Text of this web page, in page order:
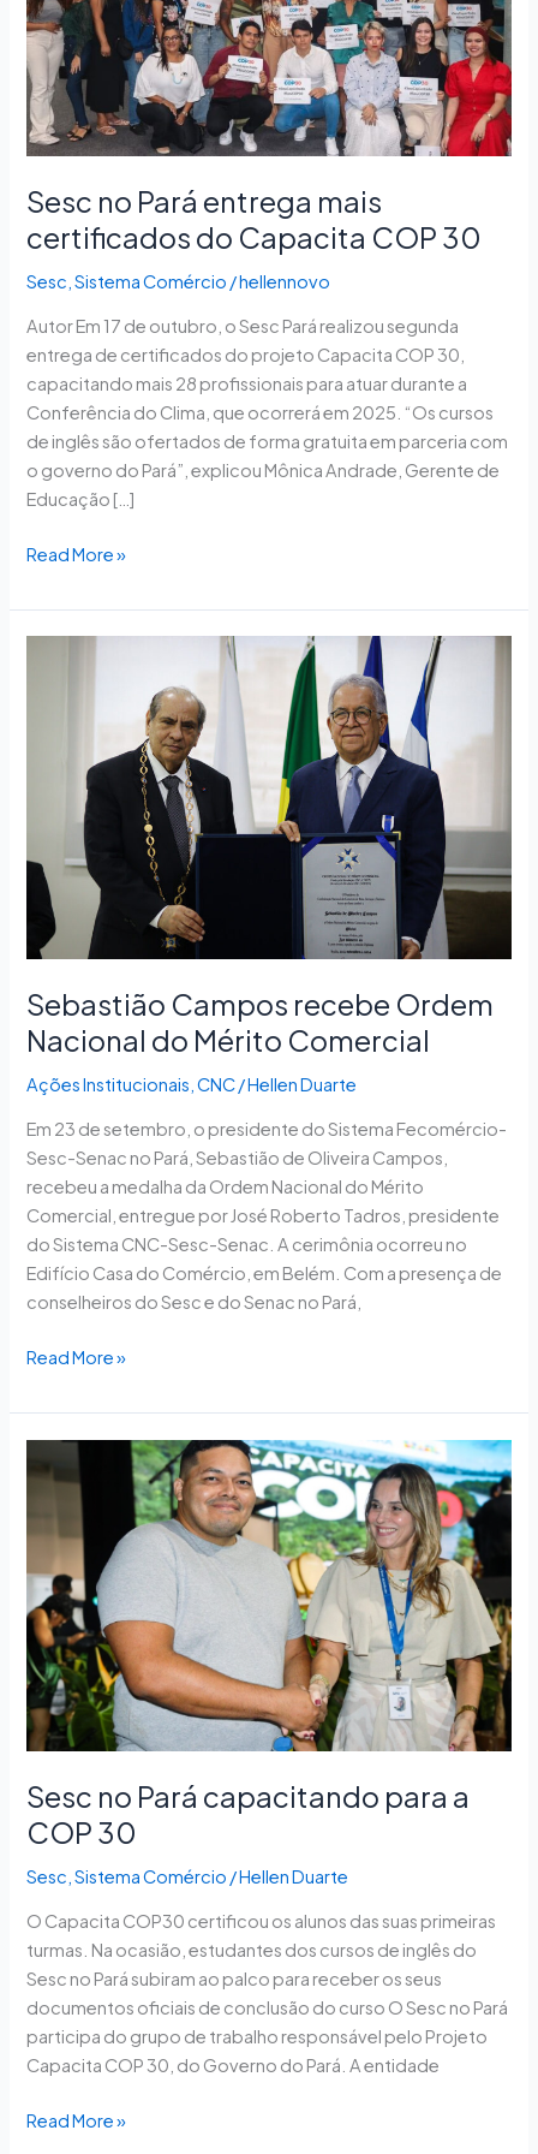
Sesc no Pará entrega mais
certificados do Capacita COP 30
Sesc ,Sistema Comércio /hellennovo
Autor Em 17 de outubro, o Sesc Pará realizou segunda
entrega de certificados do projeto Capacita COP 30,
capacitando mais 28 profissionais para atuar durante a
Conferência do Clima, que ocorrerá em 2025. “Os cursos
de inglês são ofertados de forma gratuita em parceria com
o governo do Pará”, explicou Mônica Andrade, Gerente de
Educação […]
do
Capacita
COP
30
Read More »
Sebastião Campos recebe Ordem
Nacional do Mérito Comercial
Ações Institucionais,CNC/Hellen Duarte
Em 23 de setembro, o presidente do Sistema Fecomércio-
Sesc-Senac no Pará, Sebastião de Oliveira Campos,
recebeu a medalha da Ordem Nacional do Mérito
Comercial, entregue por José Roberto Tadros, presidente
do Sistema CNC-Sesc-Senac. A cerimônia ocorreu no
Edifício Casa do Comércio, em Belém. Com a presença de
conselheiros do Sesc e do Senac no Pará,
Nacional
Mérito
Comercial
Read More »
Sesc no Pará capacitando para a
COP 30
Sesc,Sistema Comércio /Hellen Duarte
O Capacita COP30 certificou os alunos das suas primeiras
turmas. Na ocasião, estudantes dos cursos de inglês do
Sesc no Pará subiram ao palco para receber os seus
documentos oficiais de conclusão do curso O Sesc no Pará
participa do grupo de trabalho responsável pelo Projeto
Capacita COP 30, do Governo do Pará. A entidade
no
capacitando
para
COP
30
Read More »